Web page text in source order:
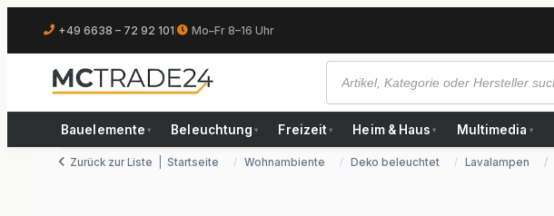
+49 6638 – 72 92 101 Mo–Fr 8–16 Uhr
Bauelemente ▾ Beleuchtung ▾ Freizeit ▾ Heim & Haus ▾ Multimedia ▾
Zurück zur Liste Startseite Wohnambiente Deko beleuchtet Lavalampen